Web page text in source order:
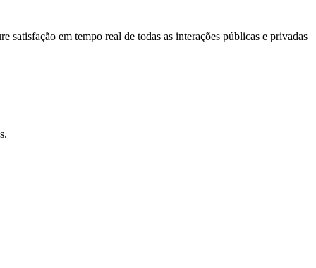
em tempo real de todas as interações públicas e privadas